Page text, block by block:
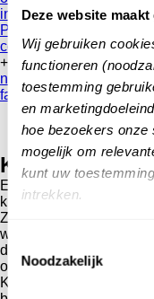
Deze website
Wij gebruiken
functioneren
toestemming
en
hoe bezoekers onze
mogelijk om
kunt uw
intrekken.
Toestemmingsselectie
Noodzakelijk
informatie voor
Privacy Beleid
contact
+
nieuws
faq
Klant worden?
Enthousiasme werkt
klanten vertellen
en
Zet online mond-tot-
werven. Wij weten
doet. Klant worden?
over tarieven en geven
Klanten